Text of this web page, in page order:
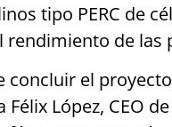
tipo PERC de
rendimiento de las
concluir el
Félix López, CEO